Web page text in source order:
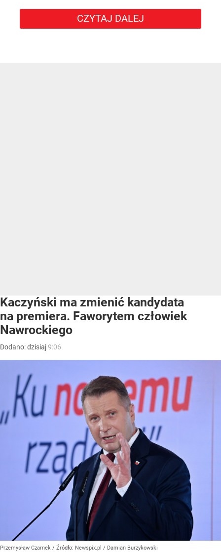
CZYTAJ DALEJ
Kaczyński ma zmienić kandydata
na premiera. Faworytem człowiek
Nawrockiego
Dodano:dzisiaj9:06
Przemysław Czarnek / Źródło: Newspix.pl / Damian Burzykowski